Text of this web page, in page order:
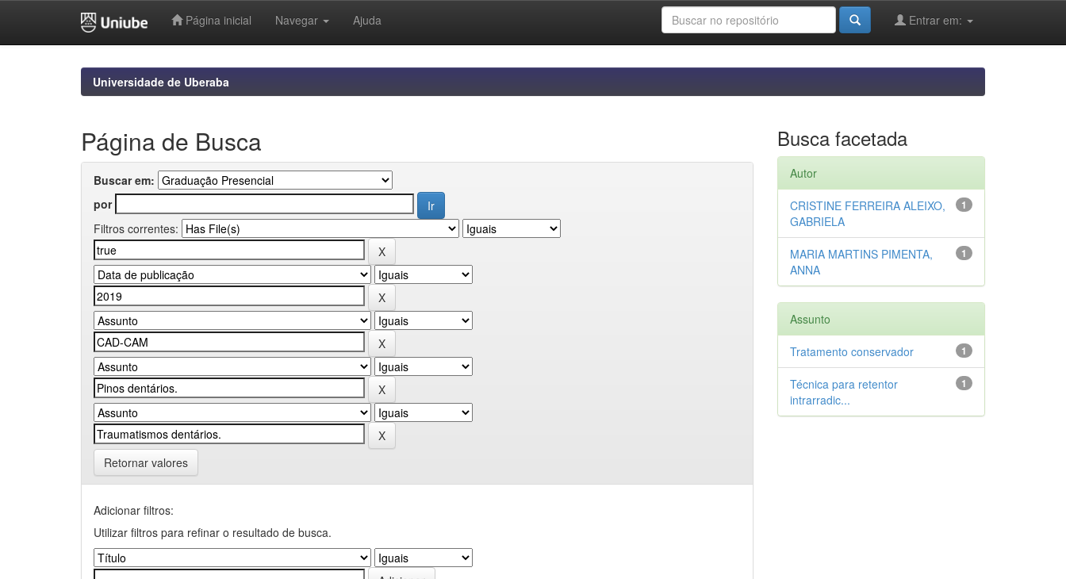
Página inicial Navegar Ajuda Entrar em:
Universidade de Uberaba
Página de Busca
Buscar em:
por
Filtros correntes:
Retornar valores
Adicionar filtros:
Utilizar filtros para refinar o resultado de busca.
Busca facetada
Autor
1
CRISTINE FERREIRA ALEIXO,
GABRIELA
1
MARIA MARTINS PIMENTA,
ANNA
Assunto
1
Tratamento conservador
1
Técnica para retentor
intrarradic...